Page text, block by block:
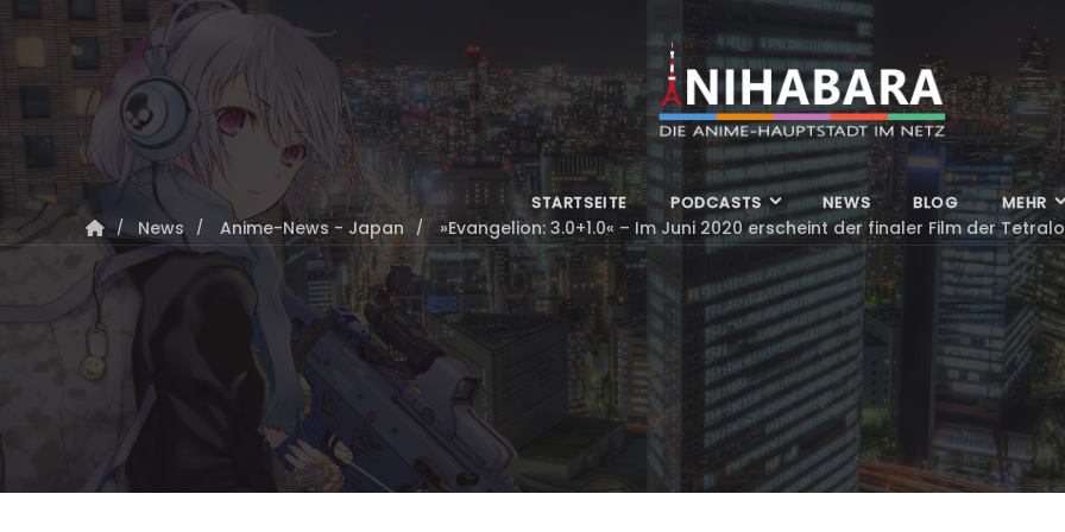
STARTSEITE PODCASTS NEWS BLOG MEHR
News Anime-News - Japan »Evangelion: 3.0+1.0« – Im Juni 2020 erscheint der finaler Film der